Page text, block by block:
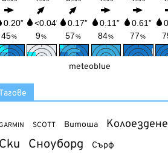
meteoblue
SCOTT Витоша Колоездене
Сноуборд Сърф